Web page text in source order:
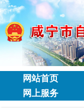
网站首页
网上服务